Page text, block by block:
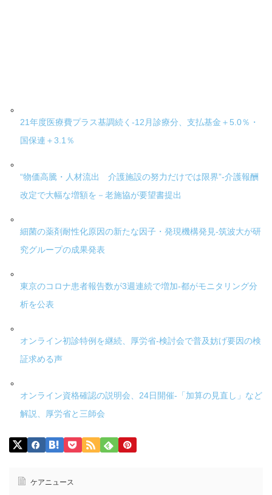
21年度医療費プラス基調続く-12月診療分、支払基金＋5.0％・
国保連＋3.1％
“物価高騰・人材流出 介護施設の努力だけでは限界”-介護報酬
改定で大幅な増額を－老施協が要望書提出
細菌の薬剤耐性化原因の新たな因子・発現機構発見-筑波大が研
究グループの成果発表
東京のコロナ患者報告数が3週連続で増加-都がモニタリング分
析を公表
オンライン初診特例を継続、厚労省-検討会で普及妨げ要因の検
証求める声
オンライン資格確認の説明会、24日開催-「加算の見直し」など
解説、厚労省と三師会
ケアニュース